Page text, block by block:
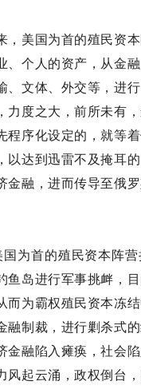
，美国为首的殖民资
、个人的资产，从金融
、文体、外交等，进
力度之大，前所未有
程序化设定的，就等着
以达到迅雷不及掩耳
金融，进而传导至俄
为首的殖民资本阵营
鱼岛进行军事挑衅，
而为霸权殖民资本冻结
融制裁，进行剿杀式
金融陷入瘫痪，社会
风起云涌，政权倒台